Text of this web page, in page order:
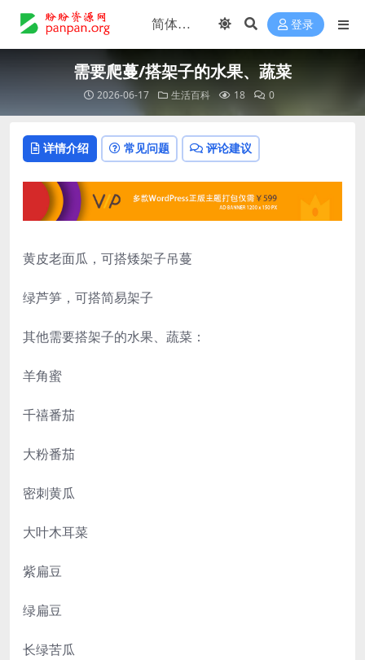
登录
需要爬蔓/搭架子的水果、蔬菜
2026-06-17 生活百科 18 0
详情介绍 常见问题 评论建议
黄皮老面瓜，可搭矮架子吊蔓
绿芦笋，可搭简易架子
其他需要搭架子的水果、蔬菜：
羊角蜜
千禧番茄
大粉番茄
密刺黄瓜
大叶木耳菜
紫扁豆
绿扁豆
长绿苦瓜